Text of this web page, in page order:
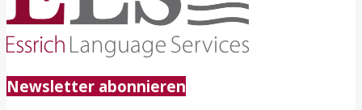
Newsletter abonnieren